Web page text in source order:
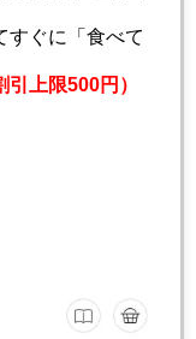
すぐに「食べて
引上限500円）